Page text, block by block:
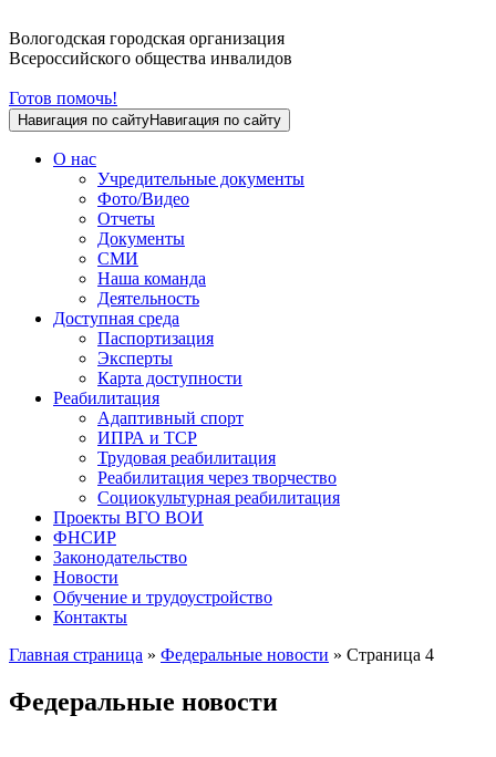
Вологодская городская организация
Всероссийского общества инвалидов
Готов помочь!
Навигация по сайтуНавигация по сайту
О нас
Учредительные документы
Фото/Видео
Отчеты
Документы
СМИ
Наша команда
Деятельность
Доступная среда
Паспортизация
Эксперты
Карта доступности
Реабилитация
Адаптивный спорт
ИПРА и ТСР
Трудовая реабилитация
Реабилитация через творчество
Социокультурная реабилитация
Проекты ВГО ВОИ
ФНСИР
Законодательство
Новости
Обучение и трудоустройство
Контакты
Главная страница » Федеральные новости » Страница 4
Федеральные новости